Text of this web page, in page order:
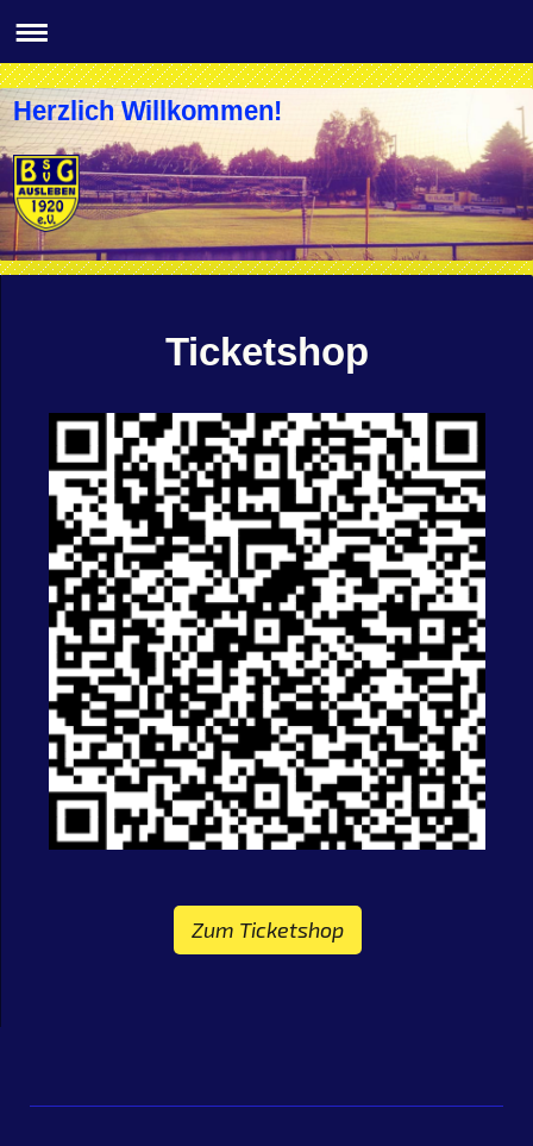
Herzlich Willkommen!
Ticketshop
Zum Ticketshop